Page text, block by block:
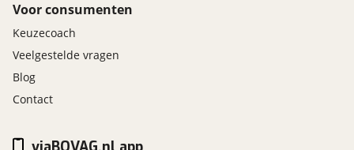
Voor consumenten
Keuzecoach
Veelgestelde vragen
Blog
Contact